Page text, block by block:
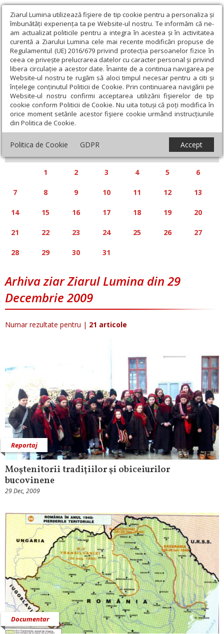
Ziarul Lumina utilizează fişiere de tip cookie pentru a personaliza și
îmbunătăți experiența ta pe Website-ul nostru. Te informăm că ne-
am actualizat politicile pentru a integra în acestea și în activitatea
curentă a Ziarului Lumina cele mai recente modificări propuse de
Regulamentul (UE) 2016/679 privind protecția persoanelor fizice în
ceea ce privește prelucrarea datelor cu caracter personal și privind
libera circulație a acestor date. Înainte de a continua navigarea pe
Website-ul nostru te rugăm să aloci timpul necesar pentru a citi și
înțelege conținutul Politicii de Cookie. Prin continuarea navigării pe
Website-ul nostru confirmi acceptarea utilizării fişierelor de tip
cookie conform Politicii de Cookie. Nu uita totuși că poți modifica în
orice moment setările acestor fişiere cookie urmând instrucțiunile
din Politica de Cookie.
Politica de Cookie GDPR Accept
Calendar articole
« »
DECEMBRIE 2009
S D
1 2 3 4 5 6
7 8 9 10 11 12 13
14 15 16 17 18 19 20
21 22 23 24 25 26 27
28 29 30 31
Arhiva ziar Ziarul Lumina din 29
Decembrie 2009
Numar rezultate pentru | 21 articole
Reportaj
Moştenitorii tradiţiilor şi obiceiurilor
bucovinene
29 Dec, 2009
Documentar